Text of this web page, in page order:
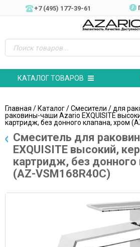
+7 (495) 177-39-61
КАТАЛОГ ТОВАРОВ
Главная /Каталог/Смесители / для
раковины-чаши Azario EXQUISITE
картридж, без донного клапана, хром
Смеситель для
EXQUISITE высокий,
картридж, без донного
(AZ-VSM168R40C)